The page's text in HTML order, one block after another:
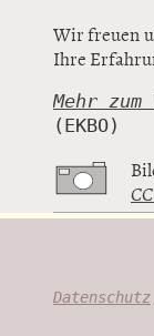
Wir freuen
Ihre
Mehr zum
Datenschutz